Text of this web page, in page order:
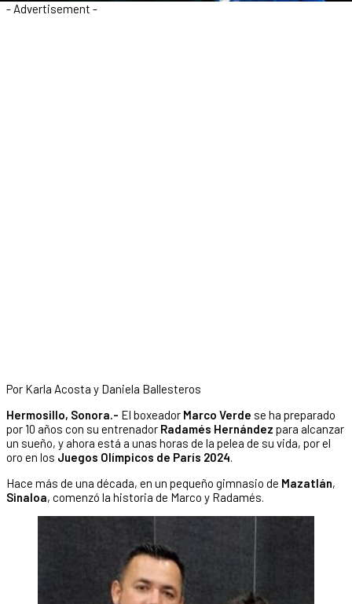
- Advertisement -
Por Karla Acosta y Daniela Ballesteros
Hermosillo, Sonora.- El boxeador Marco Verde se ha preparado
por 10 años con su entrenador Radamés Hernández para alcanzar
un sueño, y ahora está a unas horas de la pelea de su vida, por el
oro en los Juegos Olímpicos de París 2024.
Hace más de una década, en un pequeño gimnasio de Mazatlán,
Sinaloa, comenzó la historia de Marco y Radamés.